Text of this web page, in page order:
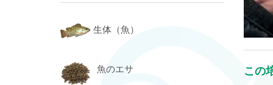
この
生体（魚）
魚のエサ